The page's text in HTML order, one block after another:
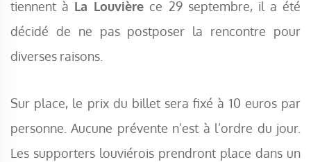
tiennent à La Louvière ce 29 septembre, il a été
décidé de ne pas postposer la rencontre pour
diverses raisons.
Sur place, le prix du billet sera fixé à 10 euros par
personne. Aucune prévente n’est à l’ordre du jour.
Les supporters louviérois prendront place dans un